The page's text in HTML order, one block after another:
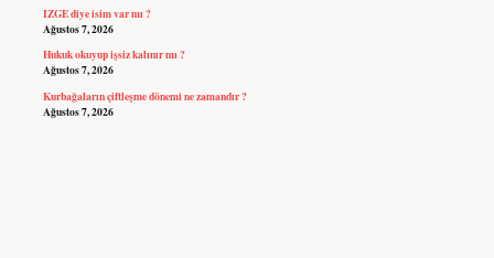
IZGE diye isim var mı ?
Ağustos 7, 2026
Hukuk okuyup işsiz kalınır mı ?
Ağustos 7, 2026
Kurbağaların çiftleşme dönemi ne zamandır ?
Ağustos 7, 2026